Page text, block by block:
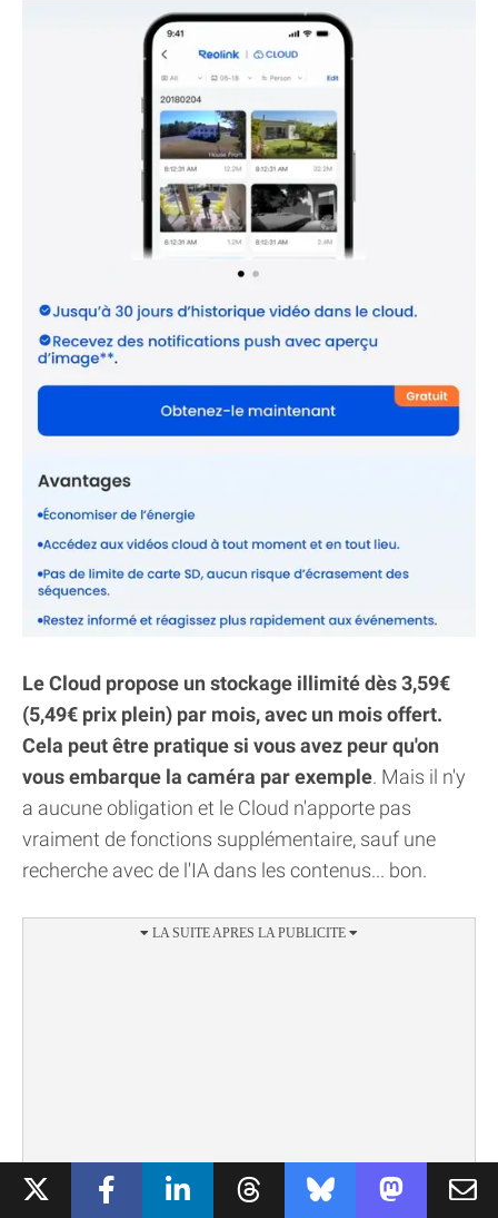
Le Cloud propose un stockage illimité dès 3,59€
(5,49€ prix plein) par mois, avec un mois offert.
Cela peut être pratique si vous avez peur qu'on
vous embarque la caméra par exemple. Mais il n'y
a aucune obligation et le Cloud n'apporte pas
vraiment de fonctions supplémentaire, sauf une
recherche avec de l'IA dans les contenus... bon.